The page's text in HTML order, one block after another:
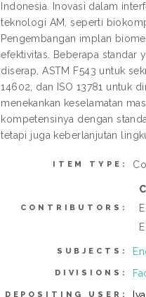
Indonesia. Inovasi dalam
teknologi AM, seperti
Pengembangan implan
efektivitas. Beberapa standar
diserap, ASTM F543 untuk
14602, dan ISO 13781 untuk
menekankan keselamatan
kompetensinya dengan
tetapi juga keberlanjutan
ITEM TYPE:
CONTRIBUTORS:
SUBJECTS:
DIVISIONS:
DEPOSITING USER: